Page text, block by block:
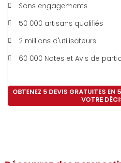
Sans engagements
50 000 artisans qualifiés
2 millions d'utilisateurs
60 000 Notes et Avis de
OBTENEZ 5 DEVIS GRATUITES EN
VOTRE